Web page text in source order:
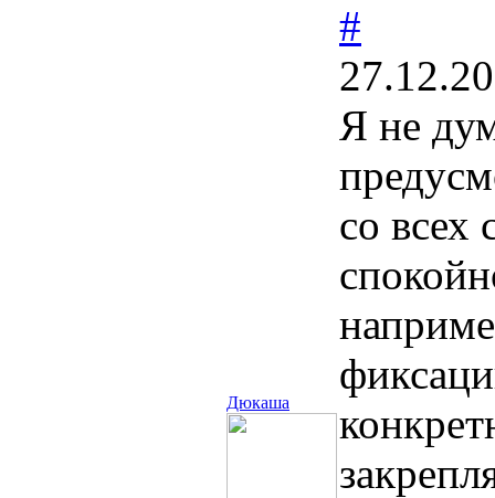
Дюкаша
#
Я не
со всех